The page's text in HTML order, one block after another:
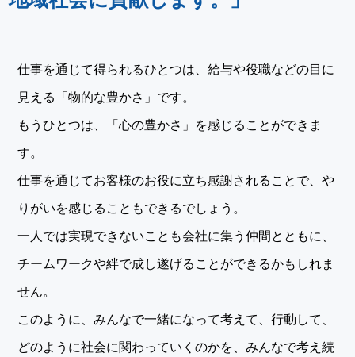
仕事を通じて得られるひとつは、給与や役職などの目に
見える「物的な豊かさ」です。
もうひとつは、「心の豊かさ」を感じることができま
す。
仕事を通じてお客様のお役に立ち感謝されることで、や
りがいを感じることもできるでしょう。
一人では実現できないことも会社に集う仲間とともに、
チームワークや絆で成し遂げることができるかもしれま
せん。
このように、みんなで一緒になって考えて、行動して、
どのように社会に関わっていくのかを、みんなで考え続